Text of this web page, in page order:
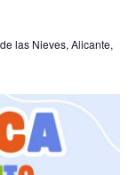
las Nieves, Alicante,